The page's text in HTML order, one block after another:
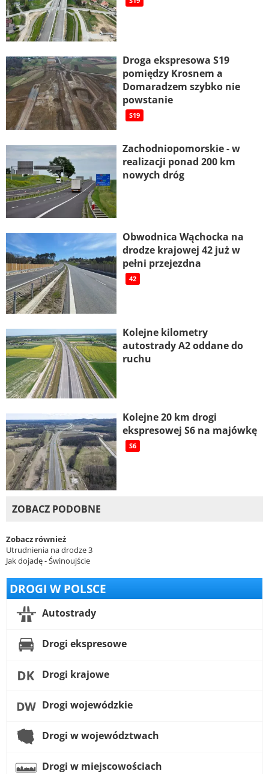
Droga ekspresowa S19
pomiędzy Krosnem a
Domaradzem szybko nie
powstanie
S19
Zachodniopomorskie - w
realizacji ponad 200 km
nowych dróg
Obwodnica Wąchocka na
drodze krajowej 42 już w
pełni przejezdna
42
Kolejne kilometry
autostrady A2 oddane do
ruchu
Kolejne 20 km drogi
ekspresowej S6 na majówkę
S6
ZOBACZ PODOBNE
Zobacz również
Utrudnienia na drodze 3
Jak dojadę - Świnoujście
DROGI W POLSCE
Autostrady
Drogi ekspresowe
Drogi krajowe
Drogi wojewódzkie
Drogi w województwach
Drogi w miejscowościach